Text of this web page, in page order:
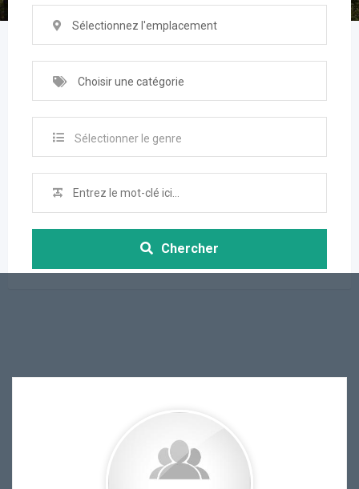
Sélectionnez l'emplacement
Choisir une catégorie
Sélectionner le genre
Chercher